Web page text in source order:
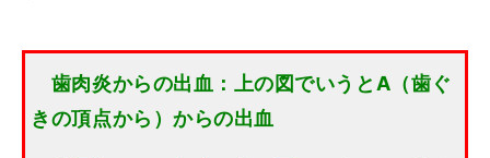
歯肉炎からの出血：上の図でいうとA（歯ぐ
きの頂点から）からの出血